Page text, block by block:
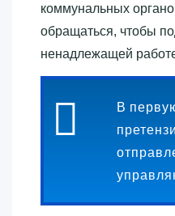
коммунальных
обращаться, чтобы
ненадлежащей
В